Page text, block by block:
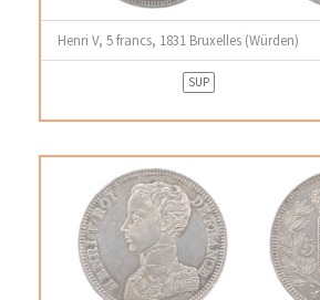
Henri V, 5 francs, 1831 Bruxelles (Würden)
SUP